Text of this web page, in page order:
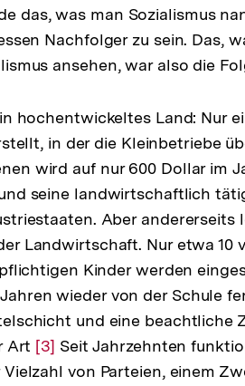
das, was man Sozialismus
Nachfolger zu sein. Das,
ansehen, war also die
hochentwickeltes Land: Nur
in der die Kleinbetriebe
wird auf nur 600 Dollar im
seine landwirtschaftlich
Aber andererseits
Landwirtschaft. Nur etwa 10
Kinder werden
wieder von der Schule
und eine beachtliche
Art Zur
Auflösung
[3] Seit Jahrzehnten
von Parteien, einem